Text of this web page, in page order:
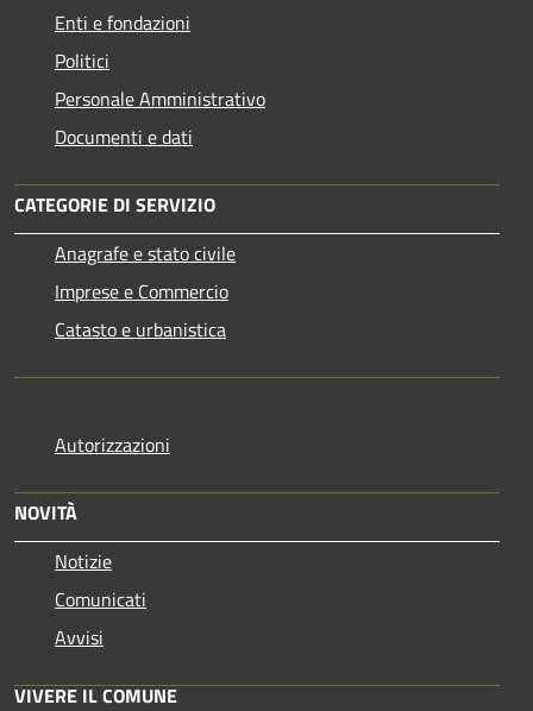
Enti e fondazioni
Politici
Personale Amministrativo
Documenti e dati
CATEGORIE DI SERVIZIO
Anagrafe e stato civile
Imprese e Commercio
Catasto e urbanistica
Autorizzazioni
NOVITÀ
Notizie
Comunicati
Avvisi
VIVERE IL COMUNE